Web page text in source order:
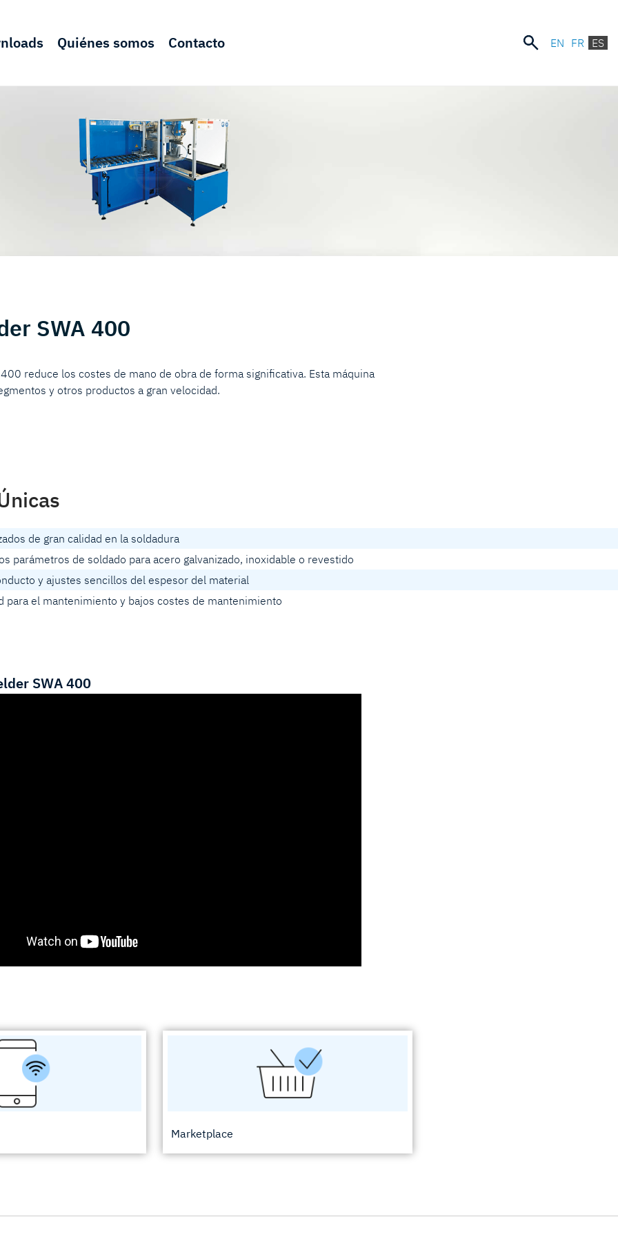
Quiénes somos Contacto EN FR ES
SWA 400
reduce los costes de mano de obra de forma significativa. Esta máquina
y otros productos a gran velocidad.
de gran calidad en la soldadura
parámetros de soldado para acero galvanizado, inoxidable o revestido
y ajustes sencillos del espesor del material
para el mantenimiento y bajos costes de mantenimiento
SWA 400
Marketplace